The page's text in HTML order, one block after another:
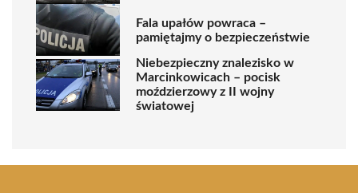
Fala upałów powraca –
pamiętajmy o bezpieczeństwie
Niebezpieczny znalezisko w
Marcinkowicach – pocisk
moździerzowy z II wojny
światowej